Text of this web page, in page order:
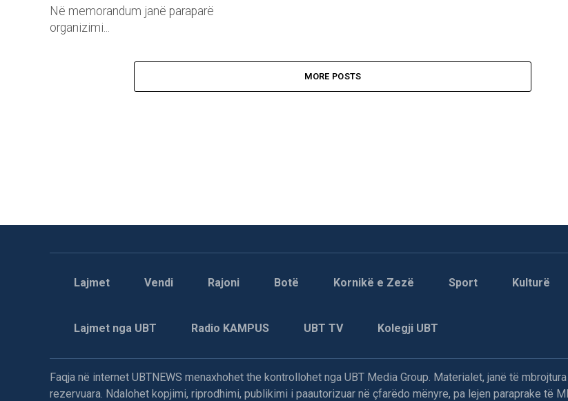
Në memorandum janë paraparë
organizimi...
MORE POSTS
Lajmet Vendi Rajoni Botë Kornikë e Zezë Sport Kulturë
Lajmet nga UBT Radio KAMPUS UBT TV Kolegji UBT
Faqja në internet UBTNEWS menaxhohet the kontrollohet nga UBT Media Group. Materialet, janë të
rezervuara. Ndalohet kopjimi, riprodhimi, publikimi i paautorizuar në çfarëdo mënyre, pa lejen paraprake të